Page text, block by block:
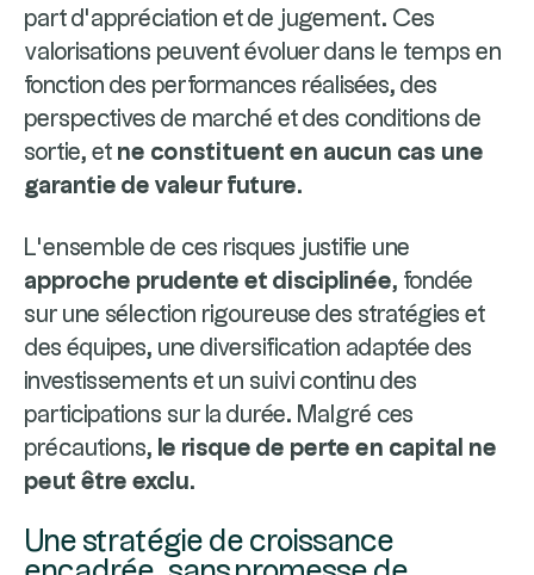
part d’appréciation et de jugement. Ces
valorisations peuvent évoluer dans le temps en
fonction des performances réalisées, des
perspectives de marché et des conditions de
sortie, et ne constituent en aucun cas une
garantie de valeur future.
L’ensemble de ces risques justifie une
approche prudente et disciplinée, fondée
sur une sélection rigoureuse des stratégies et
des équipes, une diversification adaptée des
investissements et un suivi continu des
participations sur la durée. Malgré ces
précautions, le risque de perte en capital ne
peut être exclu.
Une stratégie de croissance